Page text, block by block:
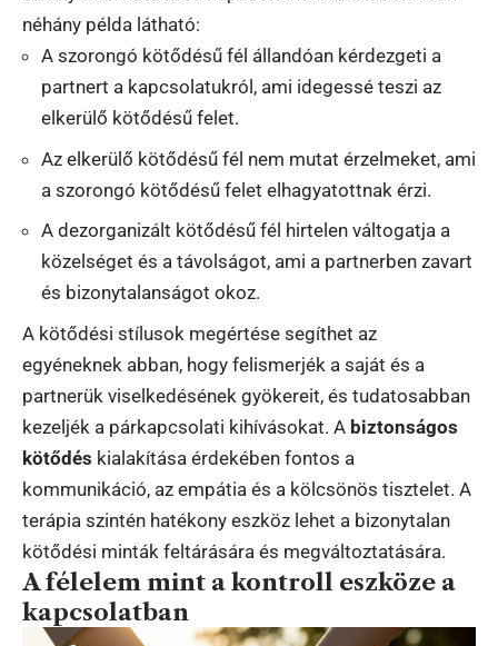
néhány példa látható:
A szorongó kötődésű fél állandóan kérdezgeti a
partnert a kapcsolatukról, ami idegessé teszi az
elkerülő kötődésű felet.
Az elkerülő kötődésű fél nem mutat érzelmeket, ami
a szorongó kötődésű felet elhagyatottnak érzi.
A dezorganizált kötődésű fél hirtelen váltogatja a
közelséget és a távolságot, ami a partnerben zavart
és bizonytalanságot okoz.
A kötődési stílusok megértése segíthet az
egyéneknek abban, hogy felismerjék a saját és a
partnerük viselkedésének gyökereit, és tudatosabban
kezeljék a párkapcsolati kihívásokat. A biztonságos
kötődés kialakítása érdekében fontos a
kommunikáció, az empátia és a kölcsönös tisztelet. A
terápia szintén hatékony eszköz lehet a bizonytalan
kötődési minták feltárására és megváltoztatására.
A félelem mint a kontroll eszköze a
kapcsolatban